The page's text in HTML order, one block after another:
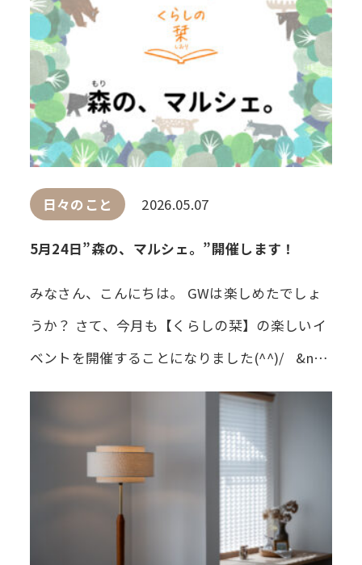
日々のこと 2026.05.07
5月24日”森の、マルシェ。”開催します！
みなさん、こんにちは。 GWは楽しめたでしょ
うか？ さて、今月も【くらしの栞】の楽しいイ
ベントを開催することになりました(^^)/ &n…